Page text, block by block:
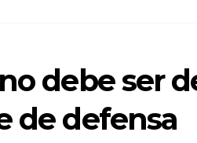
debe ser
de defensa